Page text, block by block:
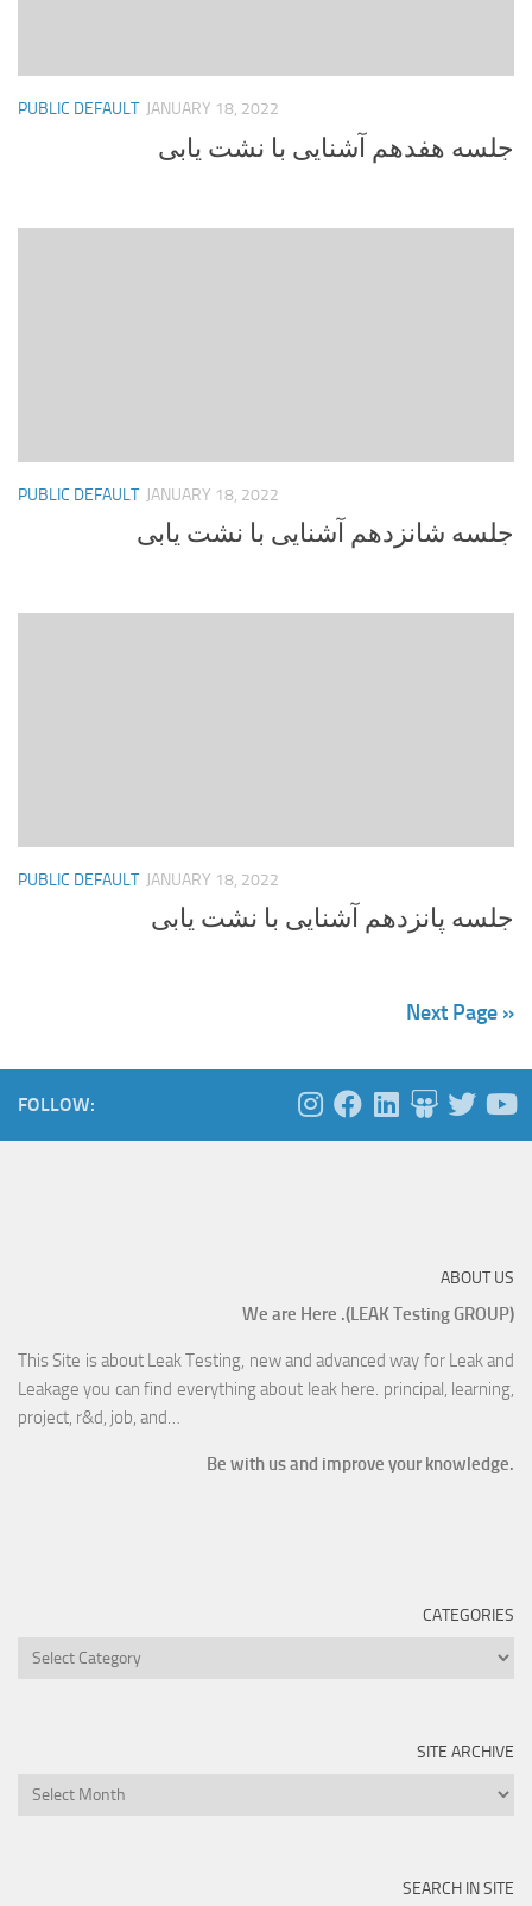
PUBLIC DEFAULT JANUARY 18, 2022
جلسه هفدهم آشنایی با نشت یابی
PUBLIC DEFAULT JANUARY 18, 2022
جلسه شانزدهم آشنایی با نشت یابی
PUBLIC DEFAULT JANUARY 18, 2022
جلسه پانزدهم آشنایی با نشت یابی
Next Page »
FOLLOW:
ABOUT US
We are Here .(LEAK Testing GROUP)
This Site is about Leak Testing, new and advanced way for Leak and
Leakage you can find everything about leak here. principal, learning,
project, r&d, job, and…
Be with us and improve your knowledge.
CATEGORIES
Categories
SITE ARCHIVE
Site
SEARCH IN SITE